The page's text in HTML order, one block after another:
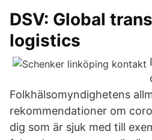
DSV: Global
logistics
Folkhälsomyndighetens
rekommendationer om
dig som är sjuk med till